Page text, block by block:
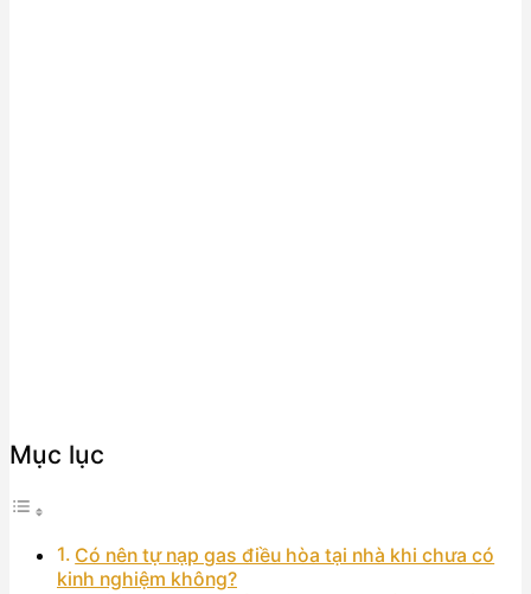
Mục lục
Có nên tự nạp gas điều hòa tại nhà khi chưa có
kinh nghiệm không?